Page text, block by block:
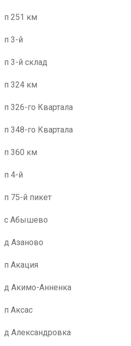
п 251 км
п 3-й
п 3-й склад
п 324 км
п 326-го Квартала
п 348-го Квартала
п 360 км
п 4-й
п 75-й пикет
с Абышево
д Азаново
п Акация
д Акимо-Анненка
п Аксас
д Александровка